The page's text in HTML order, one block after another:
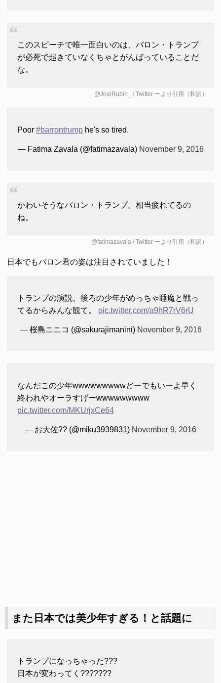
このスピーチで唯一面白いのは、バロン・トランプ
が必死で起きていなくちゃとがんばっていることだ
な。
@JoelRubin_ / Twitter ーより引用（和訳）
Poor #barrontrumphe's so tired.
— Fatima Zavala (@fatimazavala) November 9, 2016
かわいそうなバロン・トランプ。相当疲れてるの
ね。
@fatimazavala / Twitter ーより引用（和訳）
日本でもバロン君の姿は注目されていました！
トランプの演説、後ろの少年がめっちゃ睡魔と戦っ
てるからみんな観て。 pic.twitter.com/a9hR7rV6rU
— 桜島ニニコ (@sakurajimanini) November 9, 2016
なんだこの少年wwwwwwwwwどーでもいーよ早く
終われやオーラすげーwwwwwwwww
pic.twitter.com/MKUrjxCe64
— お大佐?? (@miku3939831) November 9, 2016
また日本では美少年すぎる！と話題に
トランプになっちゃった???
日本が変わってく???????